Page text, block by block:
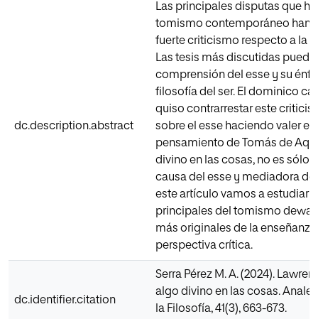
dc.description.abstract
Las principales disputas que
tomismo contemporáneo han
fuerte criticismo respecto a la
Las tesis más discutidas
comprensión del esse y su
filosofía del ser. El dominico
quiso contrarrestar este
sobre el esse haciendo valer el
pensamiento de Tomás de
divino en las cosas, no es sólo
causa del esse y mediadora
este artículo vamos a estudiar
principales del tomismo
más originales de la
perspectiva crítica.
dc.identifier.citation
Serra Pérez M. A. (2024).
algo divino en las cosas.
la Filosofía, 41(3), 663-673.